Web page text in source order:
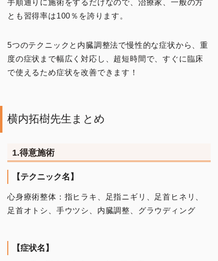
手順通りに施術をするだけなので、治療家、一般の方
とも習得率は100％を誇ります。
5つのテクニックと内臓調整法で慢性的な症状から、重
度の症状まで幅広く対応し、超短時間で、すぐに臨床
で使えるため症状を改善できます！
横内拓樹先生まとめ
1.得意施術
【テクニック名】
心身療術整体：指ヒラキ、足指ニギリ、足首ヒネリ、
足首オトシ、手ウツシ、内臓調整、グラウディング
【症状名】
イチオシ！
肩・背中の手技